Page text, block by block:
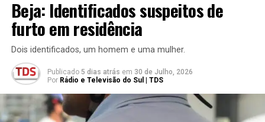
Beja: Identificados suspeitos de
furto em residência
Dois identificados, um homem e uma mulher.
Publicado 5 dias atrás em 30 de Julho, 2026
Por Rádio e Televisão do Sul | TDS